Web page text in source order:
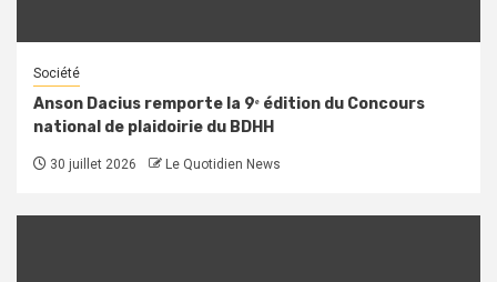
Société
Anson Dacius remporte la 9ᵉ édition du Concours
national de plaidoirie du BDHH
30 juillet 2026 Le Quotidien News